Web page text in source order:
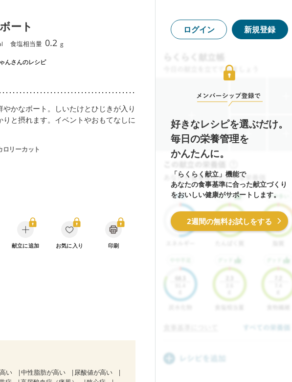
ート
食塩相当量 0.2 g
んさんのレシピ
やかなボート。しいたけとひじきが入り
りと摂れます。イベントやおもてなしに
ロリーカット
献立に追加 お気に入り 印刷
い 中性脂肪が高い
尿酸値が高い
ログイン 新規登録
好きなレシピを選ぶだけ。
毎日の栄養管理を
かんたんに。
「らくらく献立」機能で
あなたの食事基準に合った献立づくり
をおいしい健康がサポートします。
2週間の無料お試しをする